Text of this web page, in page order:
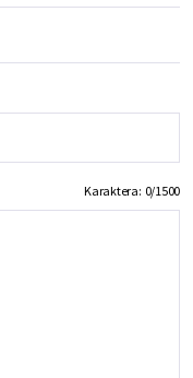
Karaktera: 0/1500